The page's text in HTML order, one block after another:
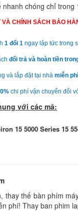
nhanh chóng chỉ trong
VÀ CHÍNH SÁCH BẢO
1 đổi 1 ngay lập tức trong
đổi trả và hoàn tiền
và lắp đặt tại nhà miễn phí
chi phí vận chuyển đối
với các mã:
15 5000 Series 15
thay thế bàn phím
phí! Thay ban phim